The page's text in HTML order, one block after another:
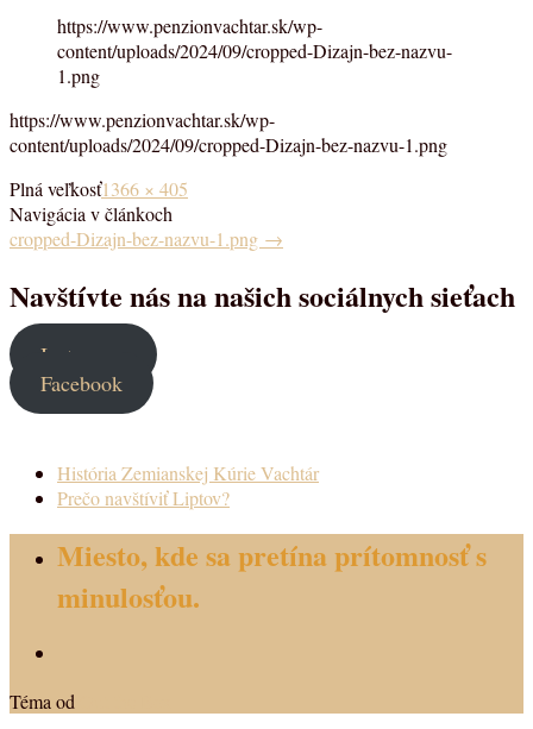
https://www.penzionvachtar.sk/wp-
content/uploads/2024/09/cropped-Dizajn-bez-nazvu-
1.png
https://www.penzionvachtar.sk/wp-
content/uploads/2024/09/cropped-Dizajn-bez-nazvu-1.png
Plná veľkosť1366 × 405
Navigácia v článkoch
cropped-Dizajn-bez-nazvu-1.png →
Navštívte nás na našich sociálnych sieťach
Instagram
Facebook
História Zemianskej Kúrie Vachtár
Prečo navštíviť Liptov?
Miesto, kde sa pretína prítomnosť s
minulosťou.
Téma od